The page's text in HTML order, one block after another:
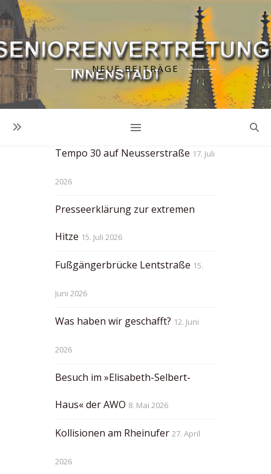
NEUE BEITRÄGE
Zu wenig Zeit an
Fussgängerampeln!
Tempo 30 auf Neusserstraße 17. Juli
2026
Presseerklärung zur extremen
Hitze 15. Juli 2026
Fußgängerbrücke Lentstraße 15.
Juni 2026
Was haben wir geschafft? 12. Juni
2026
Besuch im »Elisabeth-Selbert-
Haus« der AWO 8. Mai 2026
Kollisionen am Rheinufer 27. April
2026